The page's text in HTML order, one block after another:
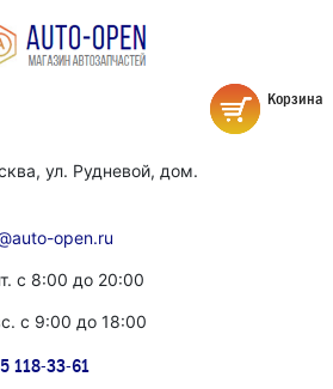
ул. Рудневой, дом.
open.ru
с 8:00 до 20:00
с 9:00 до 18:00
118-33-61
Корзина